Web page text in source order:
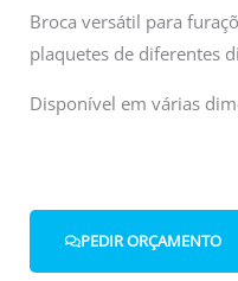
Broca versátil para
plaquetes de diferentes
Disponível em várias
PEDIR ORÇAMENTO